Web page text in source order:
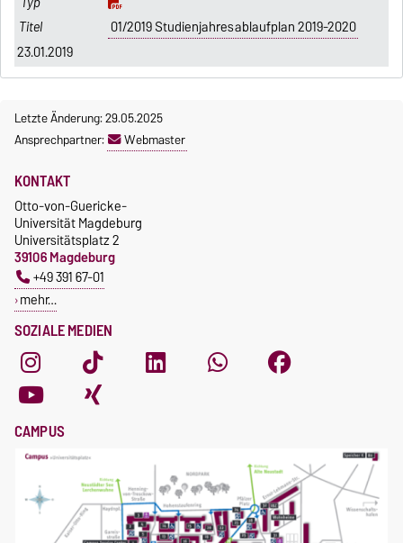
01/2019 Studienjahresablaufplan 2019-2020
23.01.2019
Letzte Änderung: 29.05.2025
Ansprechpartner:
Webmaster
SOZIALE MEDIEN
KONTAKT
Otto-von-Guericke-
Universität Magdeburg
Universitätsplatz 2
39106 Magdeburg
+49 391 67-01
mehr…
CAMPUS